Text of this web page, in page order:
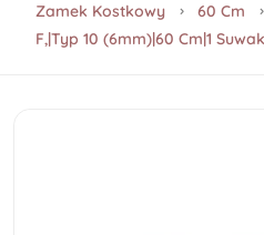
Zamek Kostkowy
60 Cm
F,|Typ 10 (6mm)|60 Cm|1